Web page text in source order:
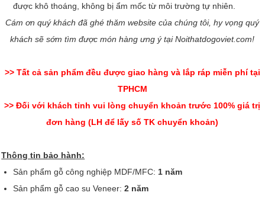
được khô thoáng, không bị ẩm mốc từ môi trường tự nhiên.
Cám ơn quý khách đã ghé thăm website của chúng tôi, hy vọng quý
khách sẽ sớm tìm được món hàng ưng ý tại Noithatdogoviet.com!
>> Tất cả sản phẩm đều được giao hàng và lắp ráp miễn phí tại
TPHCM
>> Đối với khách tỉnh vui lòng chuyển khoản trước 100% giá trị
đơn hàng (LH để lấy số TK chuyển khoản)
Thông tin bảo hành:
Sản phẩm gỗ công nghiệp MDF/MFC: 1 năm
Sản phẩm gỗ cao su Veneer:2 năm